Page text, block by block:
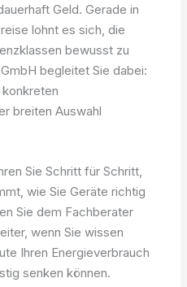
Geld. Gerade in
lohnt es sich, die
bewusst zu
begleitet Sie dabei:
breiten Auswahl
Sie Schritt für Schritt,
wie Sie Geräte richtig
Sie dem Fachberater
wenn Sie wissen
Ihren Energieverbrauch
senken können.